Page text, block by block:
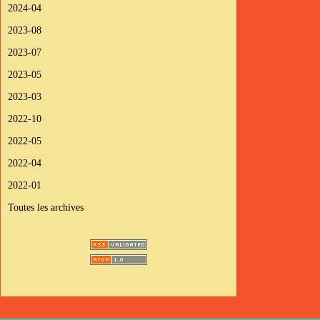
2024-04
2023-08
2023-07
2023-05
2023-03
2022-10
2022-05
2022-04
2022-01
Toutes les archives